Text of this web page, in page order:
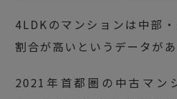
4LDKのマンションは中部
割合が高いというデータがあ
2021年首都圏の中古マン